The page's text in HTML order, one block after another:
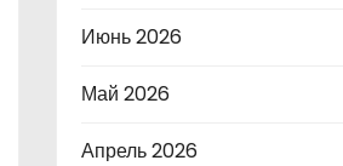
Июнь 2026
Май 2026
Апрель 2026